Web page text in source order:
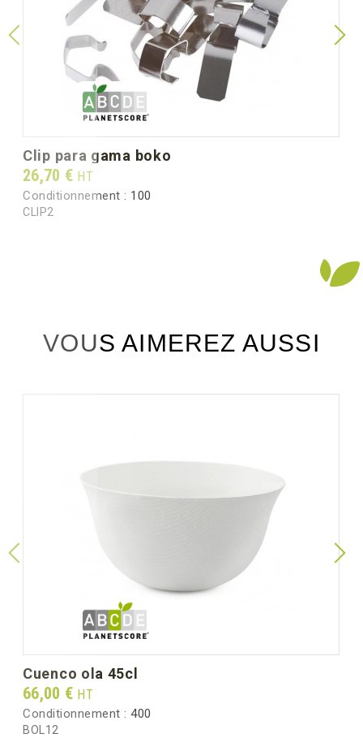
Diámetro Ø mm
(dimensión unitaria)
100
Peso unitario (g) 225.0
clip para gama boko
Prix
26,70 € HT
Conditionnement : 100
CLIP2
VOUS AIMEREZ AUSSI
cuenco ola 45cl
Prix
66,00 € HT
Conditionnement : 400
BOL12